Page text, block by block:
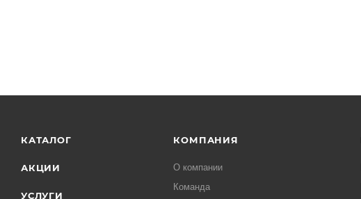
КАТАЛОГ
АКЦИИ
УСЛУГИ
КОМПАНИЯ
О компании
Команда